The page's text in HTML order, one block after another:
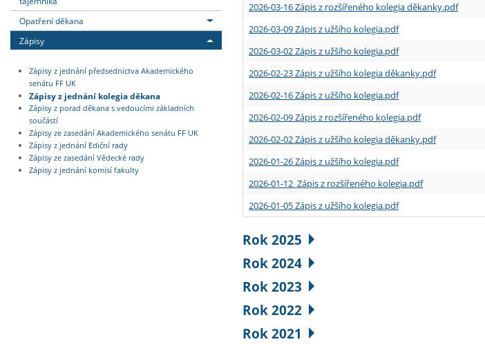
Opatření děkana
Zápisy
Zápisy z jednání předsednictva Akademického
senátu FF UK
Zápisy z jednání kolegia děkana
Zápisy z porad děkana s vedoucími základních
součástí
Zápisy ze zasedání Akademického senátu FF UK
Zápisy z jednání Ediční rady
Zápisy ze zasedání Vědecké rady
Zápisy z jednání komisí fakulty
2026-03-16 Zápis z rozšířeného kolegia děkanky.pdf
2026-03-09 Zápis z užšího kolegia.pdf
2026-03-02 Zápis z užšího kolegia.pdf
2026-02-23 Zápis z užšího kolegia děkanky.pdf
2026-02-16 Zápis z užšího kolegia.pdf
2026-02-09 Zápis z rozšířeného kolegia.pdf
2026-02-02 Zápis z užšího kolegia děkanky.pdf
2026-01-26 Zápis z užšího kolegia.pdf
2026-01-12 Zápis z rozšířeného kolegia.pdf
2026-01-05 Zápis z užšího kolegia.pdf
Rok 2025
Rok 2024
Rok 2023
Rok 2022
Rok 2021